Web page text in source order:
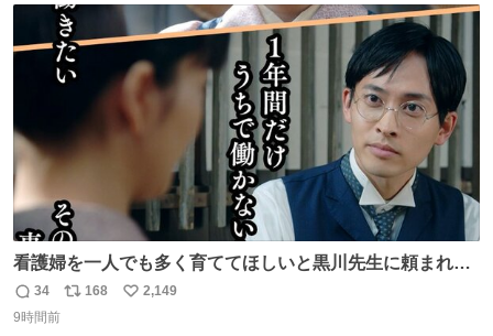
ト
数
数
看護婦を一人でも多く育ててほしいと黒川先生に頼まれ、
１年間だけ黒川病院で働くことにしたりん。 直美はその１
年間で恵風看護婦会を立て直すと話しました。 👇このシー
返
信
34
リ
168
い
2,149
9時間前